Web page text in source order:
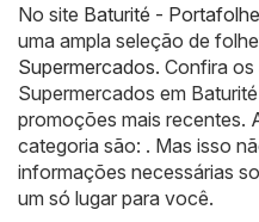
No site Baturité -
uma ampla seleção de
Supermercados. Confira
Supermercados em
promoções mais recentes.
categoria são: . Mas isso
informações necessárias
um só lugar para você.